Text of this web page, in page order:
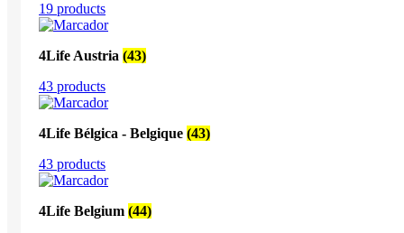
19 products
4Life Austria (43)
43 products
4Life Bélgica - Belgique (43)
43 products
4Life Belgium (44)